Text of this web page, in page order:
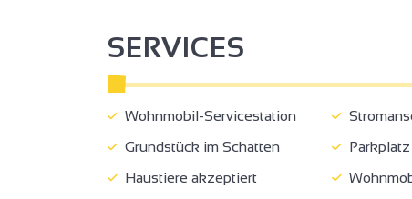
SERVICES
Wohnmobil-Servicestation
Grundstück im Schatten
Parkplatz
Haustiere akzeptiert